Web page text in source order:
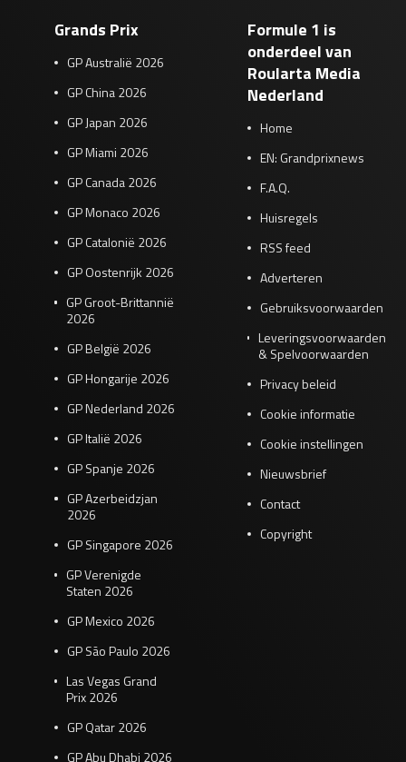
Grands Prix
GP Australië 2026
GP China 2026
GP Japan 2026
GP Miami 2026
GP Canada 2026
GP Monaco 2026
GP Catalonië 2026
GP Oostenrijk 2026
GP Groot-Brittannië
2026
GP België 2026
GP Hongarije 2026
GP Nederland 2026
GP Italië 2026
GP Spanje 2026
GP Azerbeidzjan
2026
GP Singapore 2026
GP Verenigde
Staten 2026
GP Mexico 2026
GP São Paulo 2026
Las Vegas Grand
Prix 2026
GP Qatar 2026
GP Abu Dhabi 2026
Formule 1 is
onderdeel van
Roularta Media
Nederland
Home
EN: Grandprixnews
F.A.Q.
Huisregels
RSS feed
Adverteren
Gebruiksvoorwaarden
Leveringsvoorwaarden
& Spelvoorwaarden
Privacy beleid
Cookie informatie
Cookie instellingen
Nieuwsbrief
Contact
Copyright